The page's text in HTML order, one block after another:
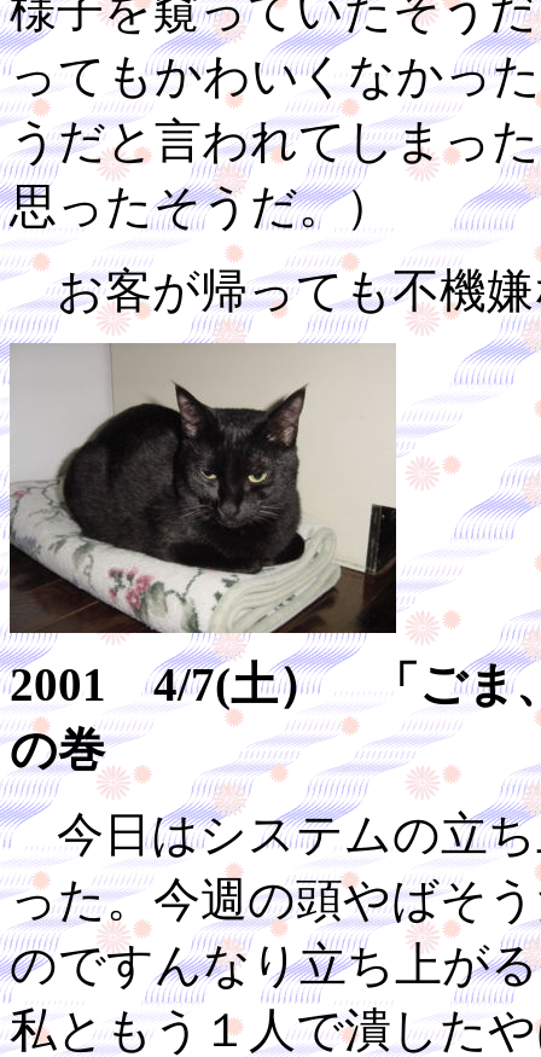
ってもかわいくなかっ
うだと言われてしまっ
思ったそうだ。）
お客が帰っても不機嫌
2001 4/7(土） 「ごま
の巻
今日はシステムの立ち
った。今週の頭やばそ
のですんなり立ち上が
私ともう１人で潰した